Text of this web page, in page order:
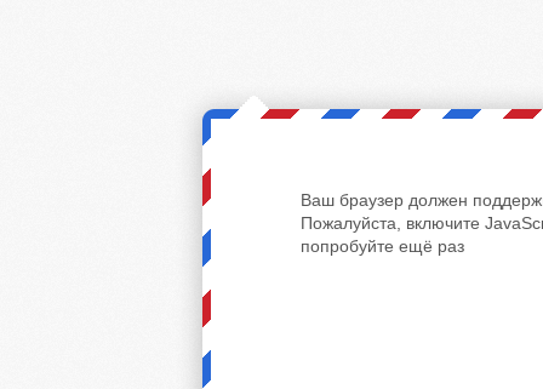
Ваш браузер должен
Пожалуйста, включите
попробуйте ещё раз